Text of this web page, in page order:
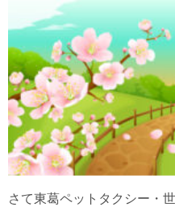
さて東葛ペットタクシー・